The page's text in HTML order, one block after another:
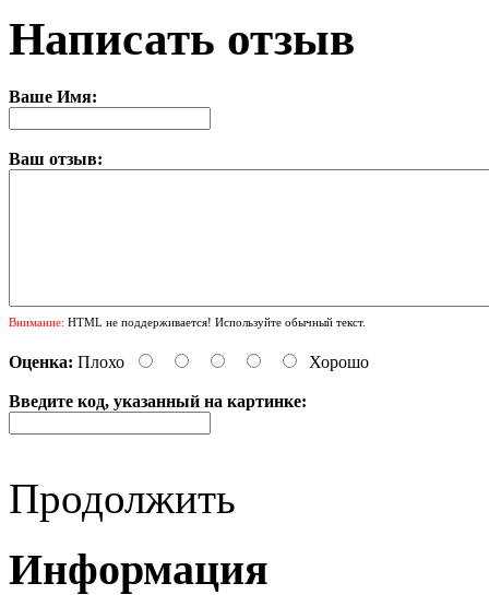
Написать отзыв
Ваше Имя:
Ваш отзыв:
Внимание: HTML не поддерживается! Используйте обычный текст.
Оценка: Плохо Хорошо
Введите код, указанный на картинке:
Продолжить
Информация